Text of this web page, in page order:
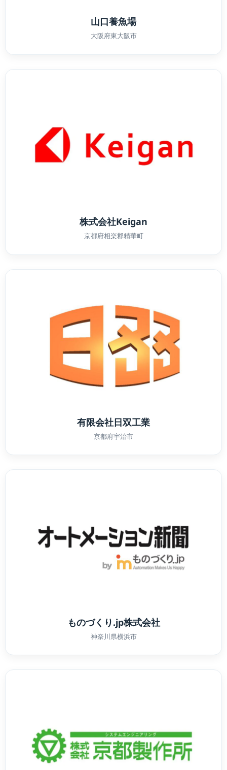
山口養魚場
大阪府東大阪市
株式会社Keigan
京都府相楽郡精華町
有限会社日双工業
京都府宇治市
ものづくり.jp株式会社
神奈川県横浜市